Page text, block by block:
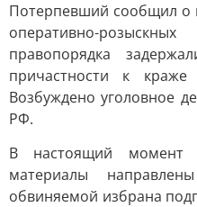
Потерпевший сообщил о
оперативно-
правопорядка
причастности к
Возбуждено уголовное
РФ.
В настоящий момент
материалы
обвиняемой избрана